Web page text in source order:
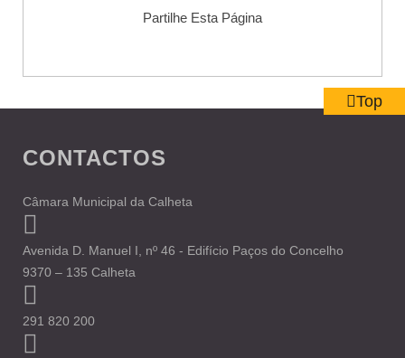
Partilhe Esta Página
CONTACTOS
Câmara Municipal da Calheta
Avenida D. Manuel I, nº 46 - Edifício Paços do Concelho
9370 – 135 Calheta
291 820 200
Top